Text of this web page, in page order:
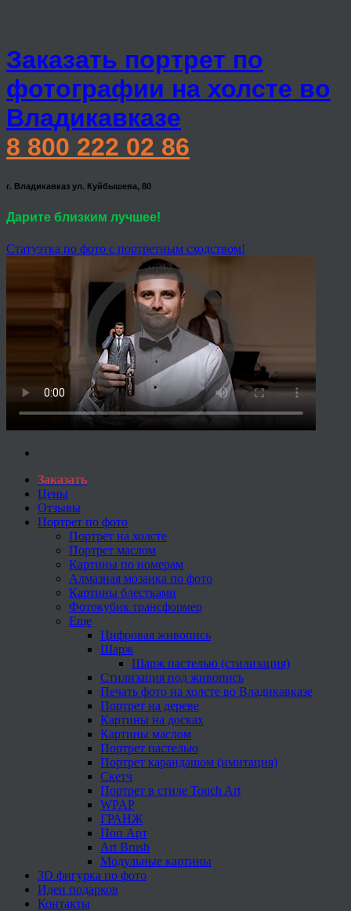
Заказать портрет по
фотографии на холсте во
Владикавказе
8 800 222 02 86
г. Владикавказ ул. Куйбышева, 80
Дарите близким лучшее!
Статуэтка по фото с портретным сходством!
Заказать
Цены
Отзывы
Портрет по фото
Портрет на холсте
Портрет маслом
Картины по номерам
Алмазная мозаика по фото
Картины блестками
Фотокубик трансформер
Еще
Цифровая живопись
Шарж
Шарж пастелью (стилизация)
Стилизация под живопись
Печать фото на холсте во Владикавказе
Портрет на дереве
Картины на досках
Картины маслом
Портрет пастелью
Портрет карандашом (имитация)
Скетч
Портрет в стиле Touch Art
WPAP
ГРАНЖ
Поп Арт
Art Brush
Модульные картины
3D фигурка по фото
Идеи подарков
Контакты